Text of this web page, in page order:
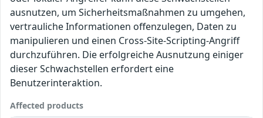
ausnutzen, um Sicherheitsmaßnahmen zu umgehen,
vertrauliche Informationen offenzulegen, Daten zu
manipulieren und einen Cross-Site-Scripting-Angriff
durchzuführen. Die erfolgreiche Ausnutzung einiger
dieser Schwachstellen erfordert eine
Benutzerinteraktion.
Affected products